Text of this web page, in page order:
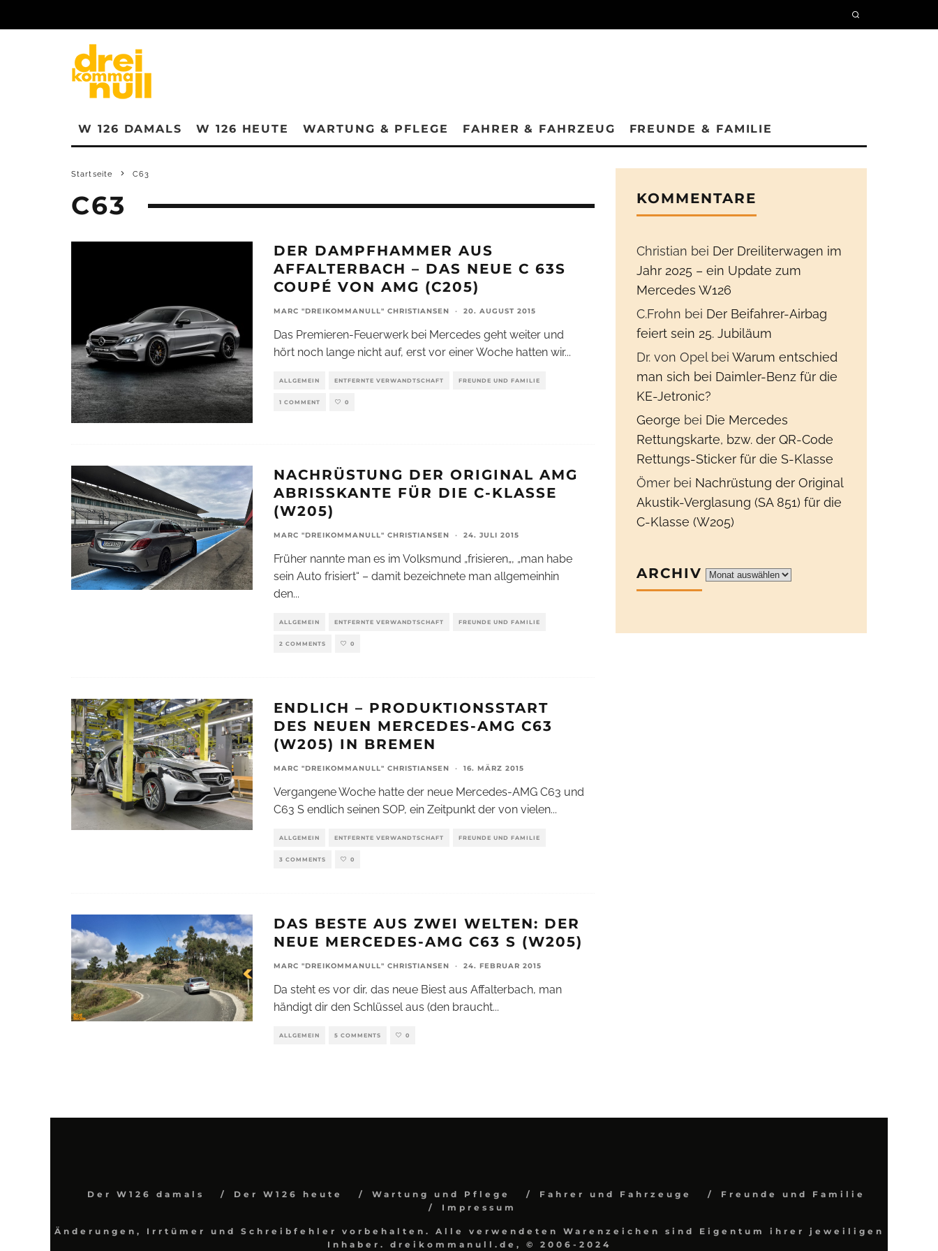
W 126 DAMALS W 126 HEUTE WARTUNG & PFLEGE FAHRER & FAHRZEUG FREUNDE & FAMILIE
Startseite C63
C63
DER DAMPFHAMMER AUS
AFFALTERBACH – DAS NEUE C 63S
COUPÉ VON AMG (C205)
MARC "DREIKOMMANULL" CHRISTIANSEN · 20. AUGUST 2015
Das Premieren-Feuerwerk bei Mercedes geht weiter und
hört noch lange nicht auf, erst vor einer Woche hatten wir...
ALLGEMEIN ENTFERNTE VERWANDTSCHAFT FREUNDE UND FAMILIE
1 COMMENT 0
NACHRÜSTUNG DER ORIGINAL AMG
ABRISSKANTE FÜR DIE C-KLASSE
(W205)
MARC "DREIKOMMANULL" CHRISTIANSEN · 24. JULI 2015
Früher nannte man es im Volksmund „frisieren„, „man habe
sein Auto frisiert“ – damit bezeichnete man allgemeinhin
den...
ALLGEMEIN ENTFERNTE VERWANDTSCHAFT FREUNDE UND FAMILIE
2 COMMENTS 0
ENDLICH – PRODUKTIONSSTART
DES NEUEN MERCEDES-AMG C63
(W205) IN BREMEN
MARC "DREIKOMMANULL" CHRISTIANSEN · 16. MÄRZ 2015
Vergangene Woche hatte der neue Mercedes-AMG C63 und
C63 S endlich seinen SOP, ein Zeitpunkt der von vielen...
ALLGEMEIN ENTFERNTE VERWANDTSCHAFT FREUNDE UND FAMILIE
3 COMMENTS 0
DAS BESTE AUS ZWEI WELTEN: DER
NEUE MERCEDES-AMG C63 S (W205)
MARC "DREIKOMMANULL" CHRISTIANSEN · 24. FEBRUAR 2015
Da steht es vor dir, das neue Biest aus Affalterbach, man
händigt dir den Schlüssel aus (den braucht...
ALLGEMEIN 5 COMMENTS 0
KOMMENTARE
Christian bei Der Dreiliterwagen im
Jahr 2025 – ein Update zum
Mercedes W126
C.Frohn bei Der Beifahrer-Airbag
feiert sein 25. Jubiläum
Dr. von Opelbei Warum entschied
man sich bei Daimler-Benz für die
KE-Jetronic?
George bei Die Mercedes
Rettungskarte, bzw. der QR-Code
Rettungs-Sticker für die S-Klasse
Ömer bei Nachrüstung der Original
Akustik-Verglasung (SA 851) für die
C-Klasse (W205)
ARCHIV Archiv
Der W126 damals Der W126 heute Wartung und Pflege Fahrer und Fahrzeuge
Freunde und Familie
Impressum
Änderungen, Irrtümer und Schreibfehler vorbehalten. Alle verwendeten Warenzeichen sind Eigentum ihrer jeweiligen
Inhaber. dreikommanull.de, © 2006-2024